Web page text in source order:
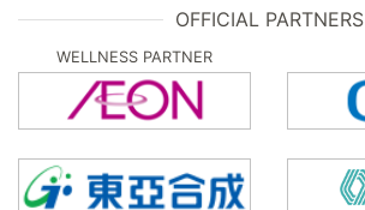
OFFICIAL PARTNERS
WELLNESS PARTNER